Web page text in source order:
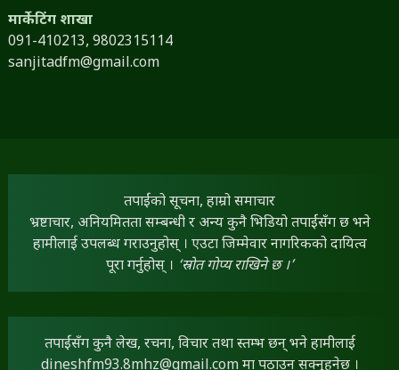
मार्केटिंग शाखा
091-410213, 9802315114
sanjitadfm@gmail.com
तपाईंको सूचना, हाम्रो समाचार
भ्रष्टाचार, अनियमितता सम्बन्धी र अन्य कुनै भिडियो तपाईंसँग छ भने
हामीलाई उपलब्ध गराउनुहोस् । एउटा जिम्मेवार नागरिकको दायित्व
पूरा गर्नुहोस् । ‘स्रोत गोप्य राखिने छ ।’
तपाईंसँग कुनै लेख, रचना, विचार तथा स्तम्भ छन् भने हामीलाई
dineshfm93.8mhz@gmail.comमा पठाउन सक्नुहुनेछ ।